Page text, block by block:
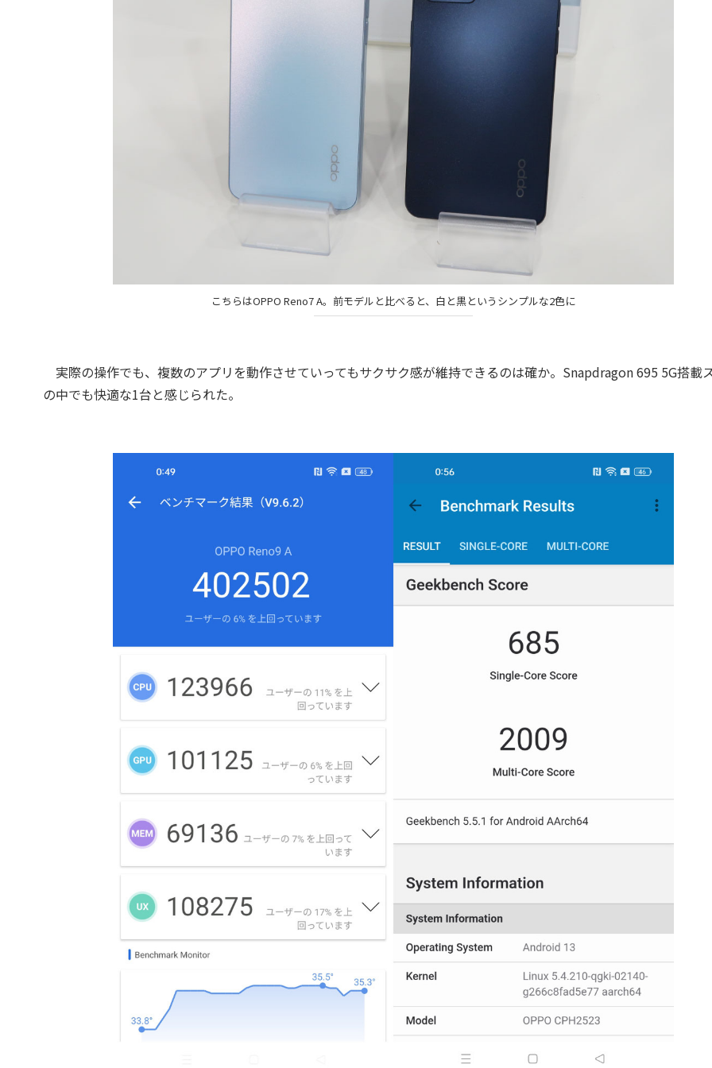
こちらはOPPO Reno7 A。前モデルと比べると、白と黒というシンプルな2色に
実際の操作でも、複数のアプリを動作させていってもサクサク感が維持できるのは確か。Snapdragon 695 5G搭載
の中でも快適な1台と感じられた。